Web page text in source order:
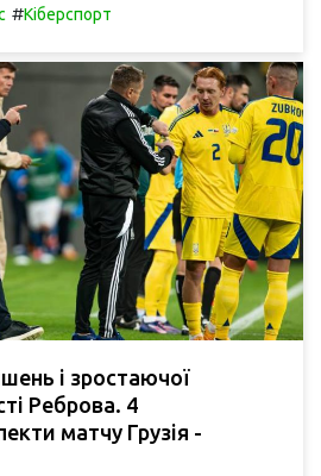
#Кіберспорт
і зростаючої
Реброва. 4
матчу Грузія -